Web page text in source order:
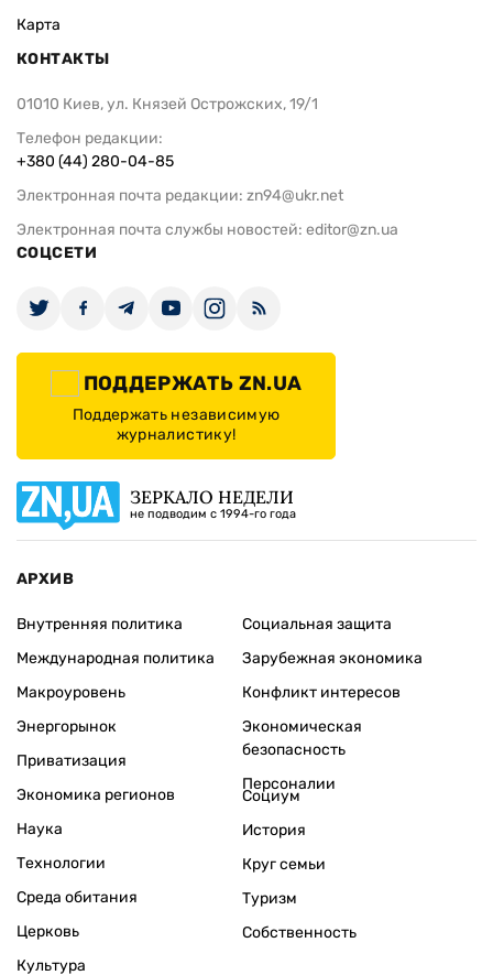
Карта
КОНТАКТЫ
01010 Киев, ул. Князей Острожских, 19/1
Телефон редакции:
+380 (44) 280-04-85
Электронная почта редакции: zn94@ukr.net
Электронная почта службы новостей: editor@zn.ua
СОЦСЕТИ
ПОДДЕРЖАТЬ ZN.UA
Поддержать независимую
журналистику!
ЗЕРКАЛО НЕДЕЛИ
не подводим с 1994-го года
АРХИВ
Внутренняя политика
Международная политика
Макроуровень
Энергорынок
Приватизация
Экономика регионов
Социальная защита
Зарубежная экономика
Конфликт интересов
Экономическая
безопасность
Персоналии
Наука
Технологии
Среда обитания
Церковь
Культура
Социум
История
Круг семьи
Туризм
Собственность